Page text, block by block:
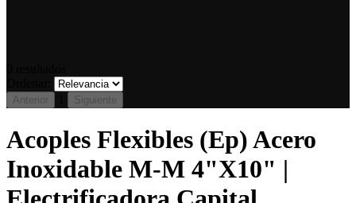
Anterior Siguiente
Acoples Flexibles (Ep) Acero
Inoxidable M-M 4"X10" |